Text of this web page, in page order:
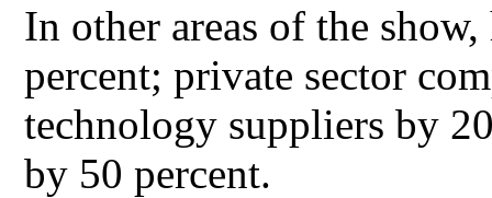
In other areas of the
percent; private sector
technology suppliers by
by 50 percent.